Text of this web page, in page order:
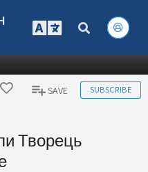
SAVE SUBSCRIBE
Творець